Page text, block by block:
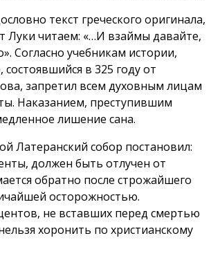
текст греческого оригинала,
Луки читаем: «…И взаймы давайте,
Согласно учебникам истории,
в 325 году от
запретил всем духовным лицам
Наказанием, преступившим
лишение сана.
Латеранский собор постановил:
должен быть отлучен от
обратно после строжайшего
осторожностью.
не вставших перед смертью
хоронить по христианскому